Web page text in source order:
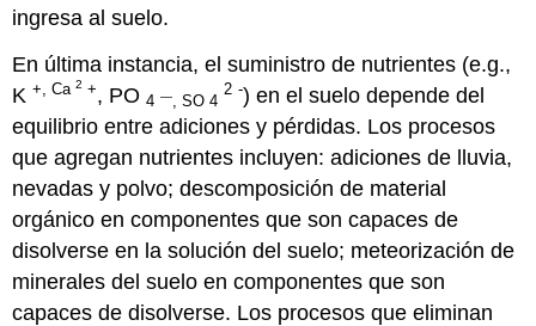
ingresa al suelo.
En última instancia, el suministro de nutrientes (e.g.,
K+, Ca2 +, PO 4 — , SO 4
2 -) en el suelo depende del
equilibrio entre adiciones y pérdidas. Los procesos
que agregan nutrientes incluyen: adiciones de lluvia,
nevadas y polvo; descomposición de material
orgánico en componentes que son capaces de
disolverse en la solución del suelo; meteorización de
minerales del suelo en componentes que son
capaces de disolverse. Los procesos que eliminan